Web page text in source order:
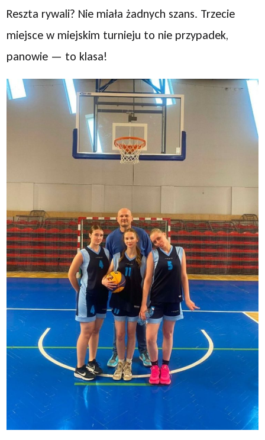
Reszta rywali? Nie miała żadnych szans. Trzecie
miejsce w miejskim turnieju to nie przypadek,
panowie — to klasa!